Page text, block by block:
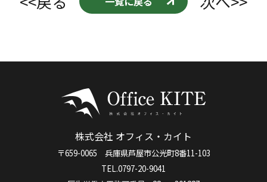
株式会社 オフィス・カイト
〒659-0065 兵庫県芦屋市公光町8番11-103
TEL.0797-20-9041